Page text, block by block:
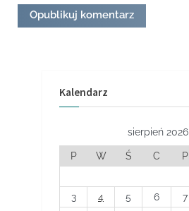
Kalendarz
sierpień 2026
P W Ś C P
3
4 5 6 7